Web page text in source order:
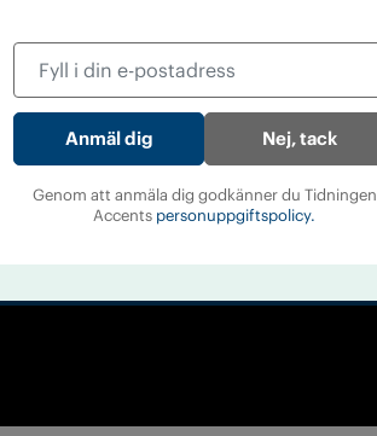
Barbro Janson Lundkvist,
Nej, tack
Genom att anmäla dig godkänner du Tidningen
Accents personuppgiftspolicy.